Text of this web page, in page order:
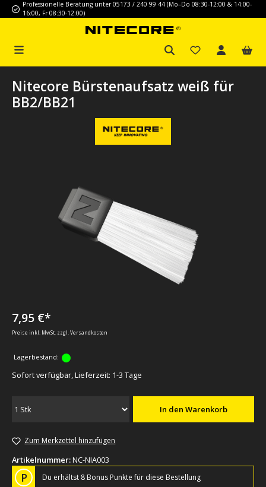
Zum Hauptinhalt springen
Professionelle Beratung unter 05173 / 240 99 44 (Mo–Do 08:30-12:00 & 14:00-
16:00, Fr 08:30-12:00)
Nitecore Bürstenaufsatz weiß für
BB2/BB21
7,95 €*
Preise inkl. MwSt. zzgl. Versandkosten
Lagerbestand:
Sofort verfügbar, Lieferzeit: 1-3 Tage
In den Warenkorb
Zum Merkzettel hinzufügen
Artikelnummer:NC-NIA003
P Du erhältst 8 Bonus Punkte für diese Bestellung